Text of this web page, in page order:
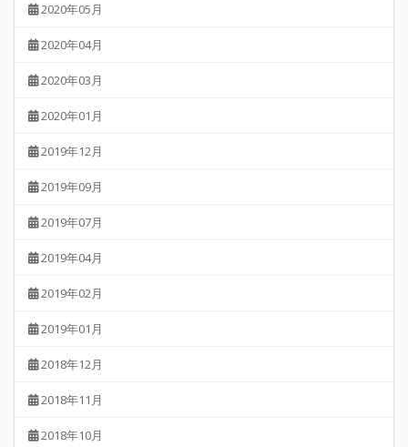
2020年05月
2020年04月
2020年03月
2020年01月
2019年12月
2019年09月
2019年07月
2019年04月
2019年02月
2019年01月
2018年12月
2018年11月
2018年10月